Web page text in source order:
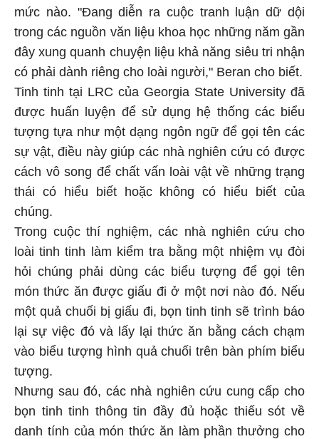
mức nào. "Đang diễn ra cuộc tranh luận dữ dội
trong các nguồn văn liệu khoa học những năm gần
đây xung quanh chuyện liệu khả năng siêu tri nhận
có phải dành riêng cho loài người," Beran cho biết.
Tinh tinh tại LRC của Georgia State University đã
được huấn luyện để sử dụng hệ thống các biểu
tượng tựa như một dạng ngôn ngữ để gọi tên các
sự vật, điều này giúp các nhà nghiên cứu có được
cách vô song để chất vấn loài vật về những trạng
thái có hiểu biết hoặc không có hiểu biết của
chúng.
Trong cuộc thí nghiệm, các nhà nghiên cứu cho
loài tinh tinh làm kiểm tra bằng một nhiệm vụ đòi
hỏi chúng phải dùng các biểu tượng để gọi tên
món thức ăn được giấu đi ở một nơi nào đó. Nếu
một quả chuối bị giấu đi, bọn tinh tinh sẽ trình báo
lại sự việc đó và lấy lại thức ăn bằng cách chạm
vào biểu tượng hình quả chuối trên bàn phím biểu
tượng.
Nhưng sau đó, các nhà nghiên cứu cung cấp cho
bọn tinh tinh thông tin đầy đủ hoặc thiếu sót về
danh tính của món thức ăn làm phần thưởng cho